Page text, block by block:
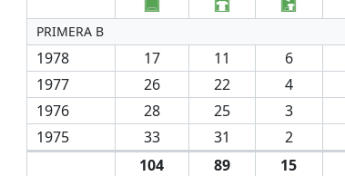
PRIMERA B
1978 17 11 6
1977
26 22 4
1976
28 25 3
1975
33 31 2
104
89 15